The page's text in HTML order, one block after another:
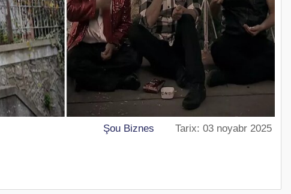
Şou Biznes Tarix: 03 noyabr 2025